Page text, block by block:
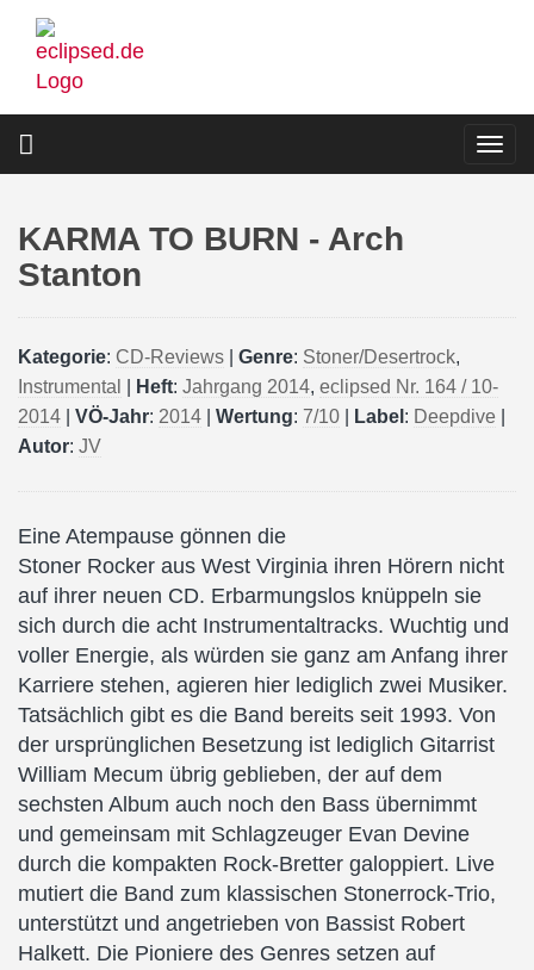
Direkt
zum
Inhalt
KARMA TO BURN - Arch
Stanton
Kategorie: CD-Reviews Genre: Stoner/Desertrock,
Instrumental
Heft: Jahrgang 2014, eclipsed Nr. 164 / 10-
2014
VÖ-Jahr: 2014 Wertung: 7/10 Label : Deepdive
Autor: JV
Eine Atempause gönnen die
Stoner Rocker aus West Virginia ihren Hörern nicht
auf ihrer neuen CD. Erbarmungslos knüppeln sie
sich durch die acht Instrumentaltracks. Wuchtig und
voller Energie, als würden sie ganz am Anfang ihrer
Karriere stehen, agieren hier lediglich zwei Musiker.
Tatsächlich gibt es die Band bereits seit 1993. Von
der ursprünglichen Besetzung ist lediglich Gitarrist
William Mecum übrig geblieben, der auf dem
sechsten Album auch noch den Bass übernimmt
und gemeinsam mit Schlagzeuger Evan Devine
durch die kompakten Rock-Bretter galoppiert. Live
mutiert die Band zum klassischen Stonerrock-Trio,
unterstützt und angetrieben von Bassist Robert
Halkett. Die Pioniere des Genres setzen auf